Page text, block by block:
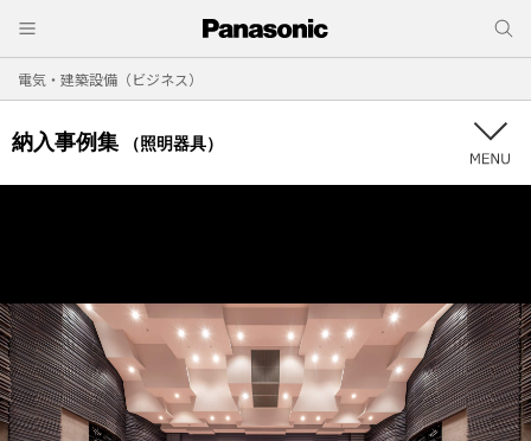
電気・建築設備（ビジネス）
納入事例集 （照明器具）